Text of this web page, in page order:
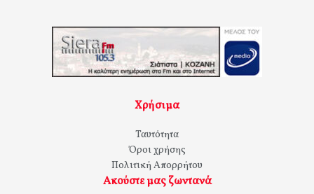
Χρήσιμα
Ταυτότητα
Όροι χρήσης
Πολιτική Απορρήτου
Ακούστε μας ζωντανά